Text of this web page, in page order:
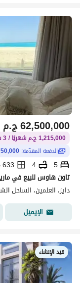
ج.م62,500,000
1,215,000 ج.م شهريًا / 3 سنوات
الدفعة المقدّمة:
5
4
633 متر مربع
دايز، العلمين، الساحل
الإيميل
قيد الإنشاء